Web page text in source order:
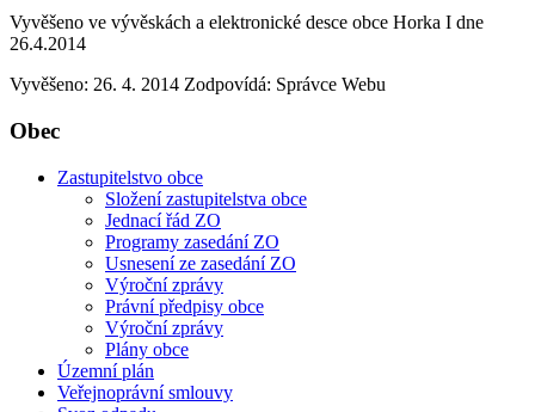
Vyvěšeno ve vývěskách a elektronické desce obce Horka I dne
26.4.2014
Vyvěšeno: 26. 4. 2014 Zodpovídá: Správce Webu
Obec
Zastupitelstvo obce
Složení zastupitelstva obce
Jednací řád ZO
Programy zasedání ZO
Usnesení ze zasedání ZO
Výroční zprávy
Právní předpisy obce
Výroční zprávy
Plány obce
Územní plán
Veřejnoprávní smlouvy